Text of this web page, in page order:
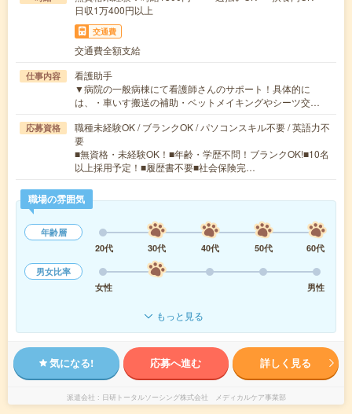
日収1万400円以上
交通費
交通費全額支給
仕事内容
看護助手
▼病院の一般病棟にて看護師さんのサポート！具体的に
は、・車いす搬送の補助・ベットメイキングやシーツ交…
応募資格
職種未経験OK / ブランクOK / パソコンスキル不要 / 英語力不
要
■無資格・未経験OK！■年齢・学歴不問！ブランクOK!■10名
以上採用予定！■履歴書不要■社会保険完…
職場の雰囲気
年齢層
20代
30代 40代 50代
60代
男女比率
女性
男性
もっと見る
気になる! 応募へ進む 詳しく見る
派遣会社 日研トータルソーシング株式会社 メディカルケア事業部